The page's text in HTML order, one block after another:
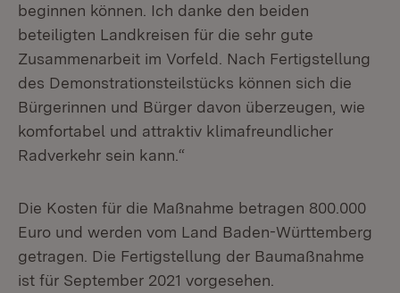
beginnen können. Ich danke den beiden
beteiligten Landkreisen für die sehr gute
Zusammenarbeit im Vorfeld. Nach Fertigstellung
des Demonstrationsteilstücks können sich die
Bürgerinnen und Bürger davon überzeugen, wie
komfortabel und attraktiv klimafreundlicher
Radverkehr sein kann.“
Die Kosten für die Maßnahme betragen 800.000
Euro und werden vom Land Baden-Württemberg
getragen. Die Fertigstellung der Baumaßnahme
ist für September 2021 vorgesehen.